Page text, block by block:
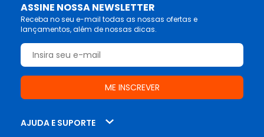
ASSINE NOSSA NEWSLETTER
Receba no seu e-mail todas as nossas ofertas e
lançamentos, além de nossas dicas.
AJUDA E SUPORTE